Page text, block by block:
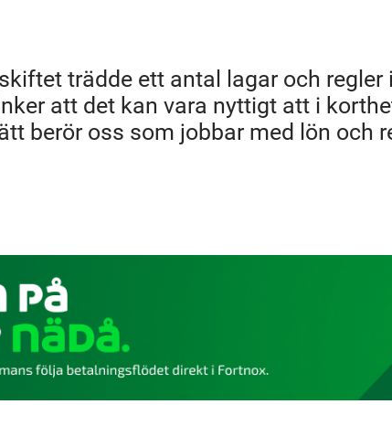
trädde ett antal lagar och
att det kan vara nyttigt att i
berör oss som jobbar med lön och